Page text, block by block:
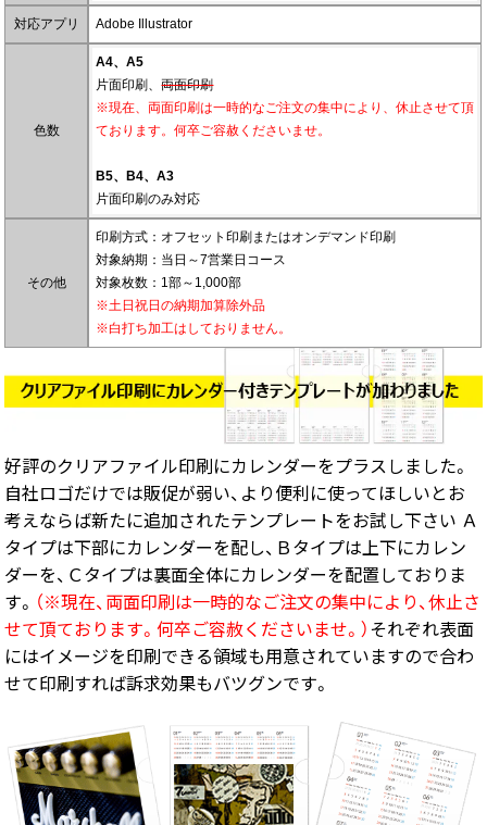
対応アプリ Adobe Illustrator
色数
A4、A5
片面印刷、両面印刷
※現在、両面印刷は一時的なご注文の集中により、休止させて頂
ております。何卒ご容赦くださいませ。
B5、B4、A3
片面印刷のみ対応
その他
印刷方式：オフセット印刷またはオンデマンド印刷
対象納期：当日～7営業日コース
対象枚数：1部～1,000部
※土日祝日の納期加算除外品
※白打ち加工はしておりません。
好評のクリアファイル印刷にカレンダーをプラスしました。
自社ロゴだけでは販促が弱い、より便利に使ってほしいとお
考えならば新たに追加されたテンプレートをお試し下さい Ａ
タイプは下部にカレンダーを配し、Ｂタイプは上下にカレン
ダーを、Ｃタイプは裏面全体にカレンダーを配置しておりま
す。 （※現在、両面印刷は一時的なご注文の集中により、休止さ
せて頂ております。何卒ご容赦くださいませ。）それぞれ表面
にはイメージを印刷できる領域も用意されていますので合わ
せて印刷すれば訴求効果もバツグンです。